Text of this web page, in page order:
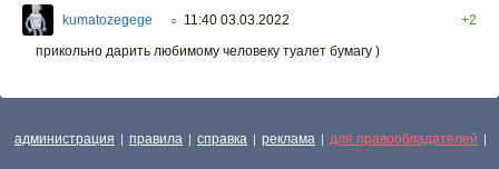
kumatozegege ○ 11:40 03.03.2022
+2
прикольно дарить любимому человеку туалет бумагу )
администрация | правила | справка | реклама | для правообладателей |